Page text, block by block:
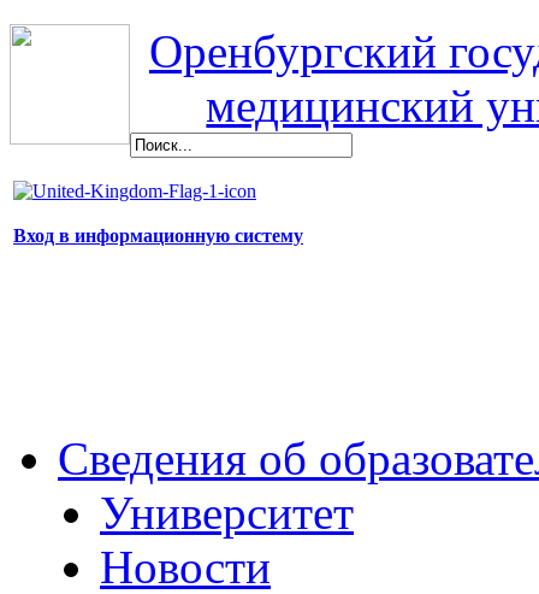
Оренбургский
медицинский
Вход в информационную систему
Сведения об
Университет
Новости